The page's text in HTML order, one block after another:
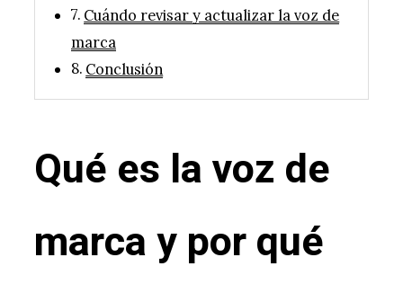
Cuándo revisar y actualizar la voz de
marca
Conclusión
Qué es la voz de
marca y por qué